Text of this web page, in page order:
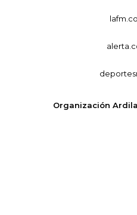
Organización